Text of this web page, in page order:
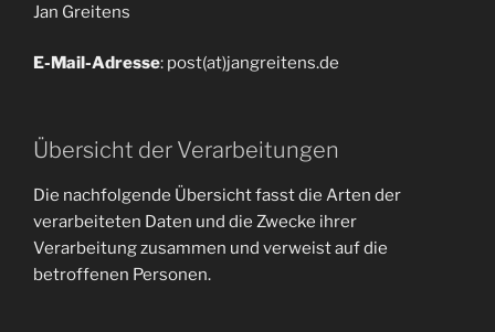
Jan Greitens
E-Mail-Adresse: post(at)jangreitens.de
Übersicht der Verarbeitungen
Die nachfolgende Übersicht fasst die Arten der
verarbeiteten Daten und die Zwecke ihrer
Verarbeitung zusammen und verweist auf die
betroffenen Personen.